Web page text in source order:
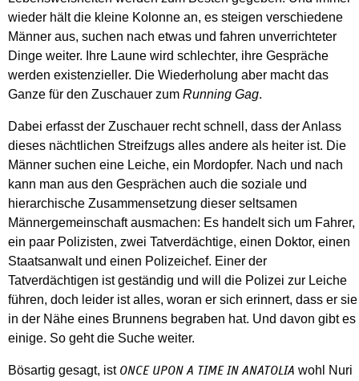
wieder hält die kleine Kolonne an, es steigen verschiedene
Männer aus, suchen nach etwas und fahren unverrichteter
Dinge weiter. Ihre Laune wird schlechter, ihre Gespräche
werden existenzieller. Die Wiederholung aber macht das
Ganze für den Zuschauer zum Running Gag.
Dabei erfasst der Zuschauer recht schnell, dass der Anlass
dieses nächtlichen Streifzugs alles andere als heiter ist. Die
Männer suchen eine Leiche, ein Mordopfer. Nach und nach
kann man aus den Gesprächen auch die soziale und
hierarchische Zusammensetzung dieser seltsamen
Männergemeinschaft ausmachen: Es handelt sich um Fahrer,
ein paar Polizisten, zwei Tatverdächtige, einen Doktor, einen
Staatsanwalt und einen Polizeichef. Einer der
Tatverdächtigen ist geständig und will die Polizei zur Leiche
führen, doch leider ist alles, woran er sich erinnert, dass er sie
in der Nähe eines Brunnens begraben hat. Und davon gibt es
einige. So geht die Suche weiter.
Bösartig gesagt, ist ONCE UPON A TIME IN ANATOLIA wohl Nuri